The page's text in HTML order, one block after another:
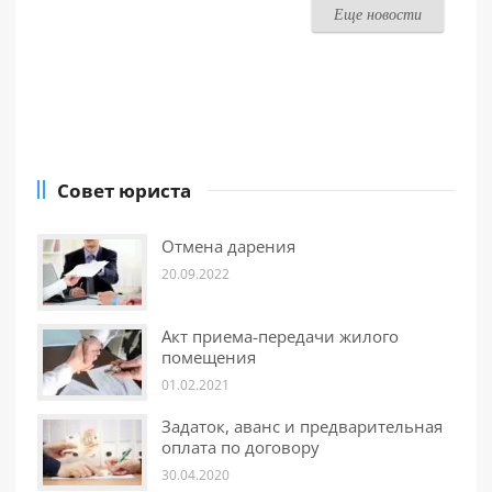
Еще новости
Совет юриста
Отмена дарения
20.09.2022
Акт приема-передачи жилого
помещения
01.02.2021
Задаток, аванс и предварительная
оплата по договору
30.04.2020